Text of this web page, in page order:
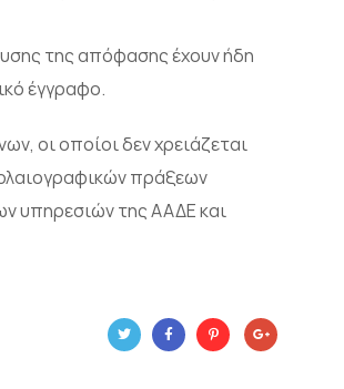
της απόφασης έχουν ήδη
έγγραφο.
οι οποίοι δεν χρειάζεται
πράξεων
υπηρεσιών της ΑΑΔΕ και